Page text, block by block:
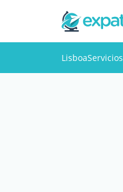
LisboaServicios